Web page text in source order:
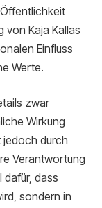
von Kaja Kallas
Einfluss
Werte.
zwar
Wirkung
jedoch durch
Verantwortung
dafür, dass
sondern in